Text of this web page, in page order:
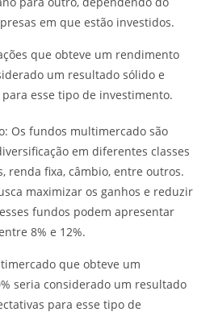
em que estão investidos.
que obteve um rendimento
um resultado sólido e
esse tipo de investimento.
Os fundos multimercado são
em diferentes classes
renda fixa, câmbio, entre outros.
maximizar os ganhos e reduzir
fundos podem apresentar
8% e 12%.
que obteve um
seria considerado um resultado
para esse tipo de